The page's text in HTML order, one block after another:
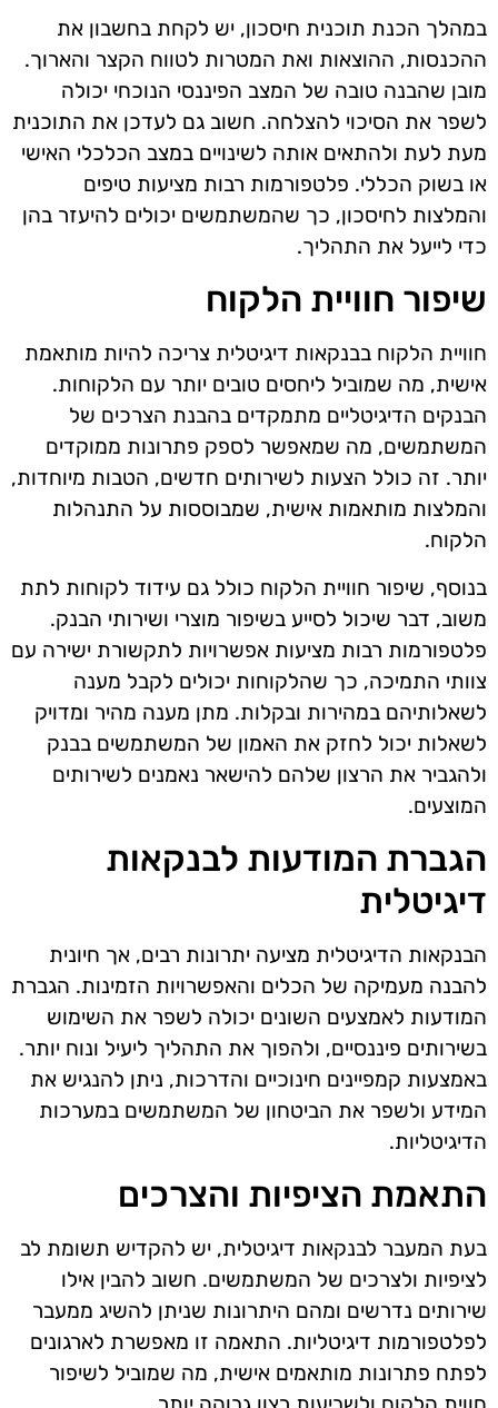
במהלך הכנת תוכנית חיסכון, יש לקחת בחשבון את
ההכנסות, ההוצאות ואת המטרות לטווח הקצר והארוך.
מובן שהבנה טובה של המצב הפיננסי הנוכחי יכולה
לשפר את הסיכוי להצלחה. חשוב גם לעדכן את התוכנית
מעת לעת ולהתאים אותה לשינויים במצב הכלכלי האישי
או בשוק הכללי. פלטפורמות רבות מציעות טיפים
והמלצות לחיסכון, כך שהמשתמשים יכולים להיעזר בהן
כדי לייעל את התהליך.
שיפור חוויית הלקוח
חוויית הלקוח בבנקאות דיגיטלית צריכה להיות מותאמת
אישית, מה שמוביל ליחסים טובים יותר עם הלקוחות.
הבנקים הדיגיטליים מתמקדים בהבנת הצרכים של
המשתמשים, מה שמאפשר לספק פתרונות ממוקדים
יותר. זה כולל הצעות לשירותים חדשים, הטבות מיוחדות,
והמלצות מותאמות אישית, שמבוססות על התנהלות
הלקוח.
בנוסף, שיפור חוויית הלקוח כולל גם עידוד לקוחות לתת
משוב, דבר שיכול לסייע בשיפור מוצרי ושירותי הבנק.
פלטפורמות רבות מציעות אפשרויות לתקשורת ישירה עם
צוותי התמיכה, כך שהלקוחות יכולים לקבל מענה
לשאלותיהם במהירות ובקלות. מתן מענה מהיר ומדויק
לשאלות יכול לחזק את האמון של המשתמשים בבנק
ולהגביר את הרצון שלהם להישאר נאמנים לשירותים
המוצעים.
הגברת המודעות לבנקאות
דיגיטלית
הבנקאות הדיגיטלית מציעה יתרונות רבים, אך חיונית
להבנה מעמיקה של הכלים והאפשרויות הזמינות. הגברת
המודעות לאמצעים השונים יכולה לשפר את השימוש
בשירותים פיננסיים, ולהפוך את התהליך ליעיל ונוח יותר.
באמצעות קמפיינים חינוכיים והדרכות, ניתן להנגיש את
המידע ולשפר את הביטחון של המשתמשים במערכות
הדיגיטליות.
התאמת הציפיות והצרכים
בעת המעבר לבנקאות דיגיטלית, יש להקדיש תשומת לב
לציפיות ולצרכים של המשתמשים. חשוב להבין אילו
שירותים נדרשים ומהם היתרונות שניתן להשיג ממעבר
לפלטפורמות דיגיטליות. התאמה זו מאפשרת לארגונים
לפתח פתרונות מותאמים אישית, מה שמוביל לשיפור